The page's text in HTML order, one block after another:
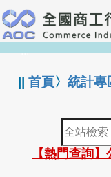
跳
到
主
要
:::
||首頁〉統計專
全
站
檢
索
【熱門查詢